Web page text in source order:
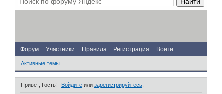
Форум Участники Правила Регистрация Войти
Активные темы
Привет, Гость! Войдитеили зарегистрируйтесь.